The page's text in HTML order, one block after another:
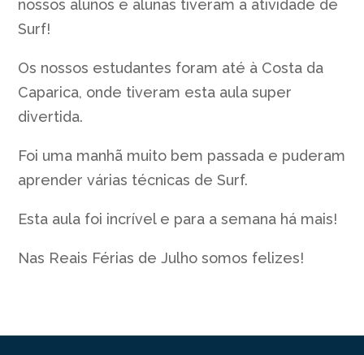
nossos alunos e alunas tiveram a atividade de
Surf!
Os nossos estudantes foram até à Costa da
Caparica, onde tiveram esta aula super
divertida.
Foi uma manhã muito bem passada e puderam
aprender várias técnicas de Surf.
Esta aula foi incrível e para a semana há mais!
Nas Reais Férias de Julho somos felizes!